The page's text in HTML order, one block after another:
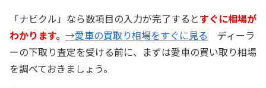
「ナビクル」なら数項目の入力が完了するとすぐに相場が
わかります。 →愛車の買取り相場をすぐに見る ディーラ
ーの下取り査定を受ける前に、まずは愛車の買い取り相場
を調べておきましょう。